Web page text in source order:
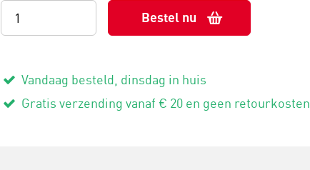
Bestel nu
Vandaag besteld, dinsdag in huis
Gratis verzending vanaf € 20 en geen retourkosten.